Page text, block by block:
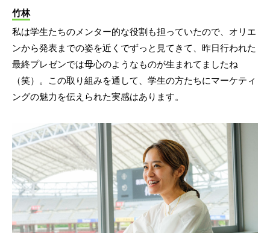
竹林
私は学生たちのメンター的な役割も担っていたので、オリエ
ンから発表までの姿を近くでずっと見てきて、昨日行われた
最終プレゼンでは母心のようなものが生まれてましたね
（笑）。この取り組みを通して、学生の方たちにマーケティ
ングの魅力を伝えられた実感はあります。